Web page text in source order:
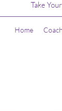
Take
Home